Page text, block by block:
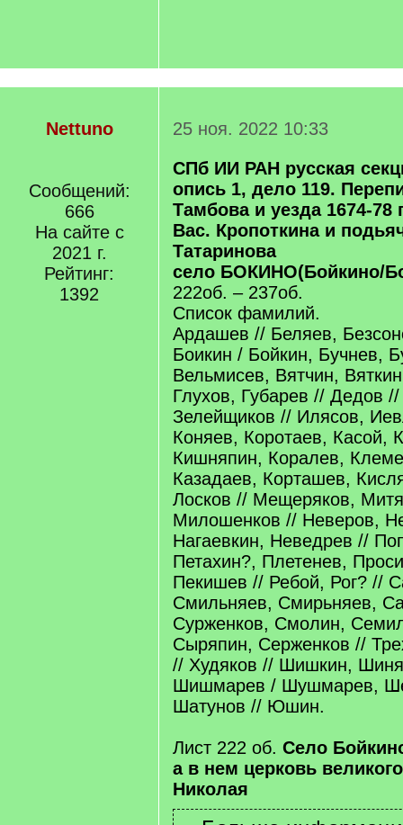
Nettuno
Сообщений:
666
На сайте с
2021 г.
Рейтинг:
1392
25 ноя. 2022 10:33
СПб ИИ РАН русская
опись 1, дело 119.
Тамбова и уезда 1674-78
Вас. Кропоткина и
Татаринова
село БОКИНО(Бойкино/
222об. – 237об.
Список фамилий.
Ардашев // Беляев,
Боикин / Бойкин, Бучнев,
Вельмисев, Вятчин,
Глухов, Губарев // Дедов
Зелейщиков // Илясов,
Коняев, Коротаев, Касой,
Кишняпин, Коралев,
Казадаев, Корташев,
Лосков // Мещеряков,
Милошенков // Неверов,
Нагаевкин, Неведрев //
Петахин?, Плетенев,
Пекишев // Ребой, Рог? //
Смильняев, Смирьняев,
Сурженков, Смолин,
Сыряпин, Серженков //
// Худяков // Шишкин,
Шишмарев / Шушмарев,
Шатунов // Юшин.
Лист 222 об. Село
а в нем церковь
Николая